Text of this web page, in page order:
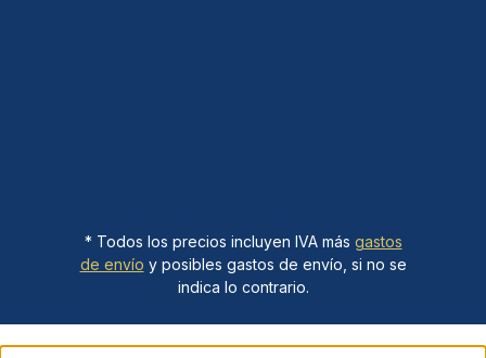
* Todos los precios incluyen IVA más gastos
de envío y posibles gastos de envío, si no se
indica lo contrario.